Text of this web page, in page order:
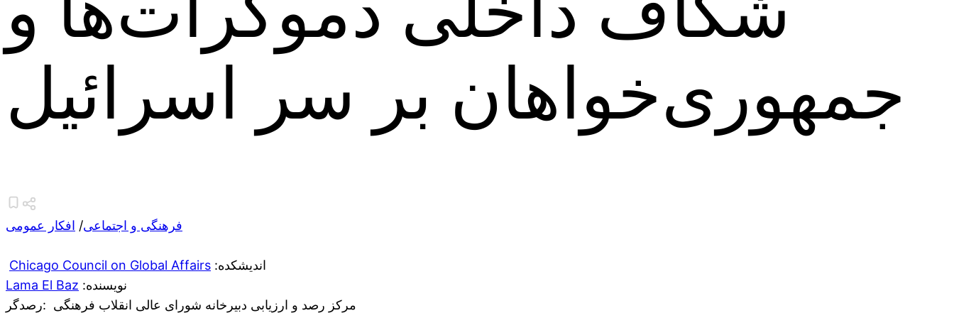
جمهوری‌خواهان بر سر اسرائیل
فرهنگی و اجتماعی/ افکار عمومی
Chicago Council on Global Affairs :اندیشکده
Lama El Baz :نویسنده
مرکز رصد و ارزیابی دبیرخانه شورای عالی انقلاب فرهنگی :رصدگر